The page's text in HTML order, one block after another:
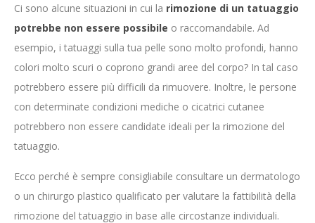
Ci sono alcune situazioni in cui la rimozione di un tatuaggio
potrebbe non essere possibile o raccomandabile. Ad
esempio, i tatuaggi sulla tua pelle sono molto profondi, hanno
colori molto scuri o coprono grandi aree del corpo? In tal caso
potrebbero essere più difficili da rimuovere. Inoltre, le persone
con determinate condizioni mediche o cicatrici cutanee
potrebbero non essere candidate ideali per la rimozione del
tatuaggio.
Ecco perché è sempre consigliabile consultare un dermatologo
o un chirurgo plastico qualificato per valutare la fattibilità della
rimozione del tatuaggio in base alle circostanze individuali.